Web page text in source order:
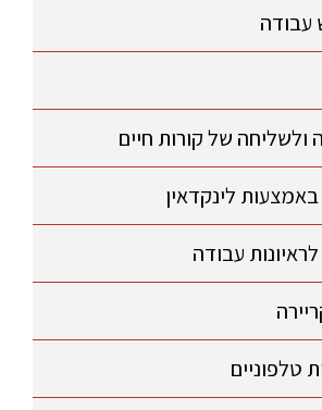
עבודה
ולשליחה של קורות חיים
לינקדאין
עבודה
טלפוניים